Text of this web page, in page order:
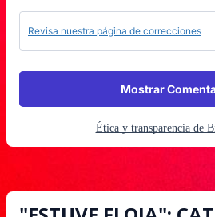
Revisa nuestra página de correcciones
Mostrar
Ética y transparencia de